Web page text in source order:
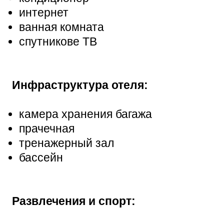
интернет
ванная комната
спутникове ТВ
Инфраструктура отеля:
камера хранения багажа
прачечная
тренажерный зал
бассейн
Развлечения и спорт: